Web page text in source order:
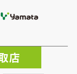
店